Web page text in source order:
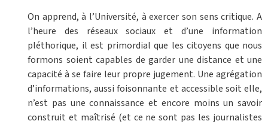
On apprend, à l’Université, à exercer son sens critique. A
l’heure des réseaux sociaux et d’une information
pléthorique, il est primordial que les citoyens que nous
formons soient capables de garder une distance et une
capacité à se faire leur propre jugement. Une agrégation
d’informations, aussi foisonnante et accessible soit elle,
n’est pas une connaissance et encore moins un savoir
construit et maîtrisé (et ce ne sont pas les journalistes